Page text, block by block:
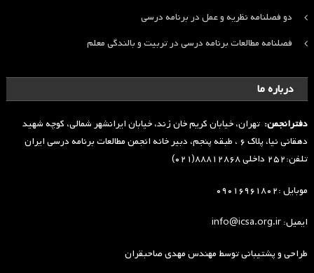
دو فصلنامه نظریه و عمل در برنامه درسی
فصلنامه مطالعات برنامه درسی در تربیت و بالندگی معلم
درباره ما
دفترانجمن: تهران، خیابان کریم خان زند، خیابان ایرانشهر شمالی، کوچه شهید
دهقانی نیا، پلاک ۶ ، طبقه پنجم، دبیر خانه انجمن مطالعات برنامه درسی ایران
تلفن:۲۵۲ داخلی ۸۸۸۱۲۸۶۸(۰۲۱)
موبایل :۰۹۰۱۶۹۶۱۸۰۲
ایمیل: info@icsa.org.ir
طراحی و پشتیبانی توسطمهندس مهدی صاحبقران